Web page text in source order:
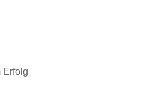
Erfolg